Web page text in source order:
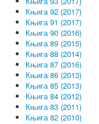
Књига 92 (2017)
Књига 91 (2017)
Књига 90 (2016)
Књига 89 (2015)
Књига 88 (2014)
Књига 87 (2016)
Књига 86 (2013)
Књига 85 (2013)
Књига 84 (2012)
Књига 83 (2011)
Књига 82 (2010)